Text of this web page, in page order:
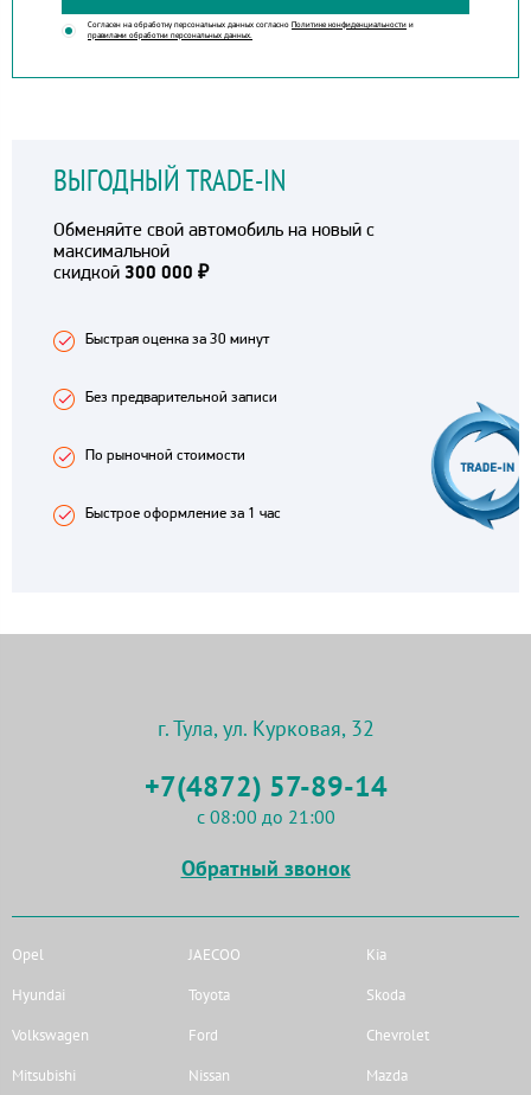
Согласен на обработку персональных данных согласно Политике конфиденциальности и
правилами обработки персональных данных.
ВЫГОДНЫЙ TRADE-IN
Обменяйте свой автомобиль на новый с
максимальной
скидкой 300 000 ₽
Быстрая оценка за 30 минут
Без предварительной записи
По рыночной стоимости
Быстрое оформление за 1 час
г. Тула, ул. Курковая, 32
+7(4872) 57-89-14
с 08:00 до 21:00
Обратный звонок
Opel JAECOO
Kia
Hyundai
Toyota
Skoda
Volkswagen
Ford
Chevrolet
Mitsubishi
Nissan
Mazda